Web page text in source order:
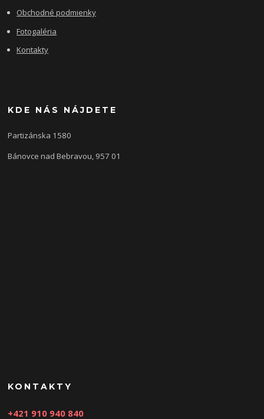
Obchodné podmienky
Fotogaléria
Kontakty
KDE NÁS NÁJDETE
Partizánska 1580
Bánovce nad Bebravou, 957 01
KONTAKTY
+421 910 940 840